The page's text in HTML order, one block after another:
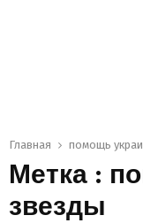
Главная помощь
Метка :
звезды